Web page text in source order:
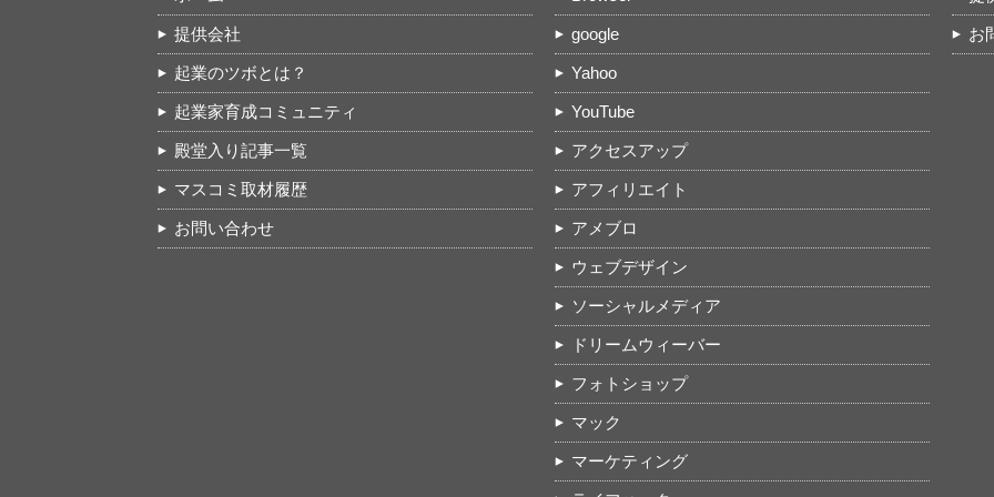
提供会社
起業のツボとは？
起業家育成コミュニティ
殿堂入り記事一覧
マスコミ取材履歴
お問い合わせ
google
Yahoo
YouTube
アクセスアップ
アフィリエイト
アメブロ
ウェブデザイン
ソーシャルメディア
ドリームウィーバー
フォトショップ
マック
マーケティング
お